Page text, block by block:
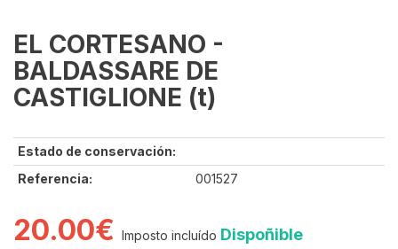
EL CORTESANO -
BALDASSARE DE
CASTIGLIONE (t)
Estado de conservación:
Referencia:
001527
20.00€ Imposto incluído Dispoñible